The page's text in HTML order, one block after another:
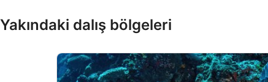
Yakındaki dalış bölgeleri
Verim